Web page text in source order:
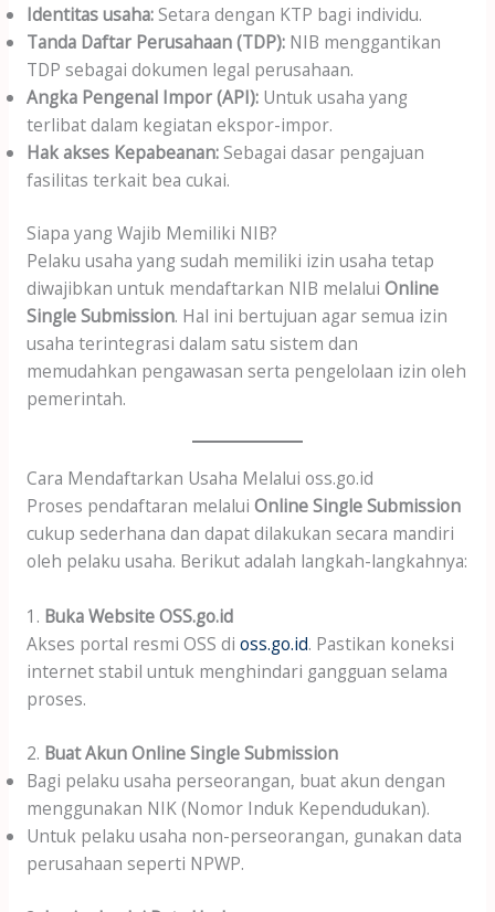
Identitas usaha:Setara dengan KTP bagi individu.
Tanda Daftar Perusahaan (TDP):NIB menggantikan
TDP sebagai dokumen legal perusahaan.
Angka Pengenal Impor (API):Untuk usaha yang
terlibat dalam kegiatan ekspor-impor.
Hak akses Kepabeanan:Sebagai dasar pengajuan
fasilitas terkait bea cukai.
Siapa yang Wajib Memiliki NIB?
Pelaku usaha yang sudah memiliki izin usaha tetap
diwajibkan untuk mendaftarkan NIB melalui Online
Single Submission. Hal ini bertujuan agar semua izin
usaha terintegrasi dalam satu sistem dan
memudahkan pengawasan serta pengelolaan izin oleh
pemerintah.
Cara Mendaftarkan Usaha Melalui oss.go.id
Proses pendaftaran melalui Online Single Submission
cukup sederhana dan dapat dilakukan secara mandiri
oleh pelaku usaha. Berikut adalah langkah-langkahnya:
1. Buka WebsiteOSS.go.id
Akses portal resmi OSS di oss.go.id. Pastikan koneksi
internet stabil untuk menghindari gangguan selama
proses.
2. Buat AkunOnline Single Submission
Bagi pelaku usaha perseorangan, buat akun dengan
menggunakan NIK (Nomor Induk Kependudukan).
Untuk pelaku usaha non-perseorangan, gunakan data
perusahaan seperti NPWP.